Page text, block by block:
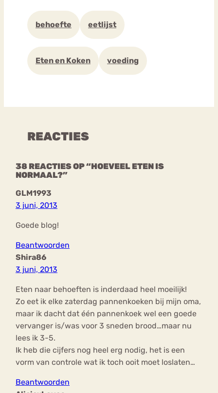
behoefte eetlijst
Eten en Koken voeding
REACTIES
38 REACTIES OP “HOEVEEL ETEN IS
NORMAAL?”
GLM1993
3 juni, 2013
Goede blog!
Beantwoorden
Shira86
3 juni, 2013
Eten naar behoeften is inderdaad heel moeilijk!
Zo eet ik elke zaterdag pannenkoeken bij mijn oma,
maar ik dacht dat één pannenkoek wel een goede
vervanger is/was voor 3 sneden brood…maar nu
lees ik 3-5.
Ik heb die cijfers nog heel erg nodig, het is een
vorm van controle wat ik toch ooit moet loslaten…
Beantwoorden